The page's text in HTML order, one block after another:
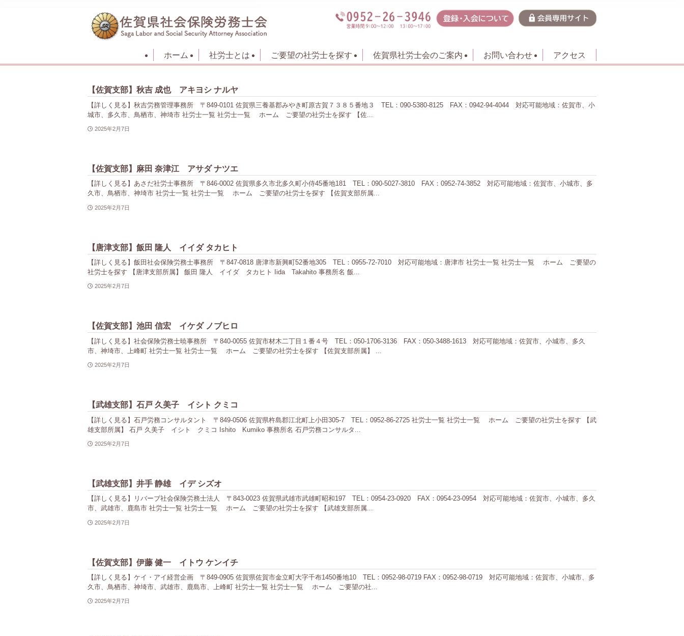
ホーム 社労士とは ご要望の社労士を探す 佐賀県社労士会のご案内 お問い合わせ アクセス
【佐賀支部】秋吉 成也 アキヨシ ナルヤ
【詳しく見る】秋吉労務管理事務所 〒849-0101 佐賀県三養基郡みやき町原古賀７３８５番地３ TEL：090-5380-8125 FAX：0942-94-4044 対応可能地域：佐賀市、小
城市、多久市、鳥栖市、神埼市 社労士一覧 社労士一覧 ホーム ご要望の社労士を探す 【佐...
2025年2月7日
【佐賀支部】麻田 奈津江 アサダ ナツエ
【詳しく見る】あさだ社労士事務所 〒846-0002 佐賀県多久市北多久町小侍45番地181 TEL：090-5027-3810 FAX：0952-74-3852 対応可能地域：佐賀市、小城市、多
久市、鳥栖市、神埼市 社労士一覧 社労士一覧 ホーム ご要望の社労士を探す 【佐賀支部所属...
2025年2月7日
【唐津支部】飯田 隆人 イイダ タカヒト
【詳しく見る】飯田社会保険労務士事務所 〒847-0818 唐津市新興町52番地305 TEL：0955-72-7010 対応可能地域：唐津市 社労士一覧 社労士一覧 ホーム ご要望の
社労士を探す 【唐津支部所属】 飯田 隆人 イイダ タカヒト Iida Takahito 事務所名 飯...
2025年2月7日
【佐賀支部】池田 信宏 イケダ ノブヒロ
【詳しく見る】社会保険労務士暁事務所 〒840-0055 佐賀市材木二丁目１番４号 TEL：050-1706-3136 FAX：050-3488-1613 対応可能地域：佐賀市、小城市、多久
市、神埼市、上峰町 社労士一覧 社労士一覧 ホーム ご要望の社労士を探す 【佐賀支部所属】 ...
2025年2月7日
【武雄支部】石戸 久美子 イシト クミコ
【詳しく見る】石戸労務コンサルタント 〒849-0506 佐賀県杵島郡江北町上小田305-7 TEL：0952-86-2725 社労士一覧 社労士一覧 ホーム ご要望の社労士を探す 【武
雄支部所属】 石戸 久美子 イシト クミコ Ishito Kumiko 事務所名 石戸労務コンサルタ...
2025年2月7日
【武雄支部】井手 静雄 イデ シズオ
【詳しく見る】リバーブ社会保険労務士法人 〒843-0023 佐賀県武雄市武雄町昭和197 TEL：0954-23-0920 FAX：0954-23-0954 対応可能地域：佐賀市、小城市、多久
市、武雄市、鹿島市 社労士一覧 社労士一覧 ホーム ご要望の社労士を探す 【武雄支部所属...
2025年2月7日
【佐賀支部】伊藤 健一 イトウ ケンイチ
【詳しく見る】ケイ・アイ経営企画 〒849-0905 佐賀県佐賀市金立町大字千布1450番地10 TEL：0952-98-0719 FAX：0952-98-0719 対応可能地域：佐賀市、小城市、多
久市、鳥栖市、神埼市、武雄市、鹿島市、上峰町 社労士一覧 社労士一覧 ホーム ご要望の社...
2025年2月7日